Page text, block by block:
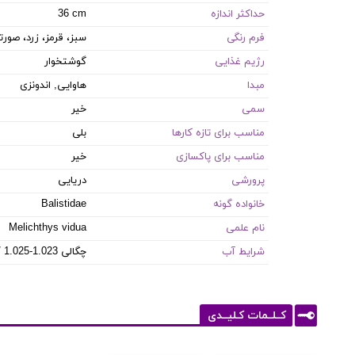
حداکثر اندازه
36 cm
فرم رنگی
سبز، قرمز، زرد،
رژیم غذایی
گوشتخوار
مبدا
هاوایی, اندونزی
سمی
خیر
مناسب برای تازه کارها
بلی
مناسب برای پاکسازی
خیر
پرورشی
دریایی
خانواده گونه
Balistidae
نام علمی
Melichthys vidua
شرایط آب
8.1-8.4 PH / 8-12 dKH / 22-26 °C / چگالی 1.023-1.025
کــلــمات کـلیــدی